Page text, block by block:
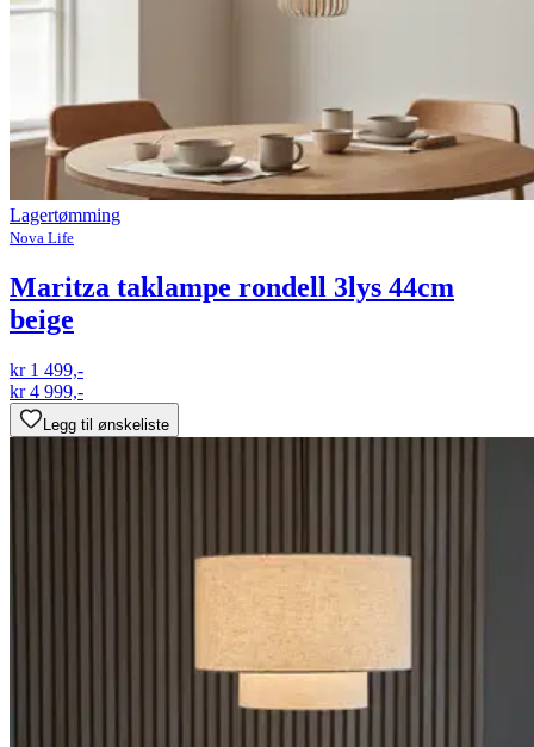
Lagertømming
Nova Life
Maritza taklampe rondell 3lys 44cm
beige
kr 1 499,-
kr 4 999,-
Legg til ønskeliste